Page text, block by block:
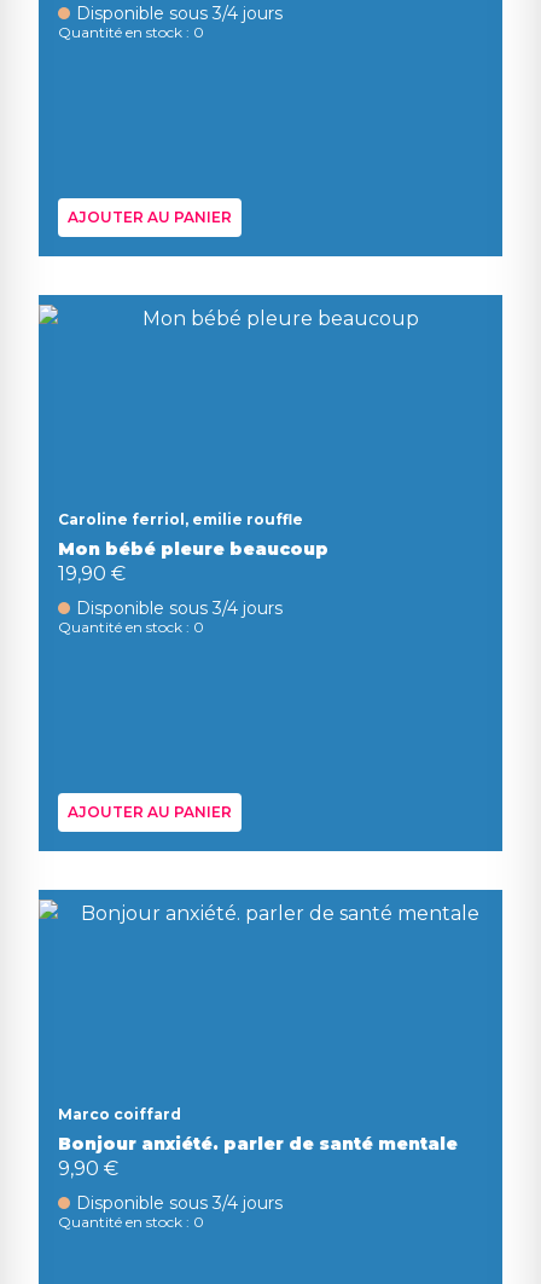
Disponible sous 3/4 jours
Quantité en stock : 0
AJOUTER AU PANIER
Caroline ferriol, emilie rouffle
Mon bébé pleure beaucoup
19,90 €
Disponible sous 3/4 jours
Quantité en stock : 0
AJOUTER AU PANIER
Marco coiffard
Bonjour anxiété. parler de santé mentale
9,90 €
Disponible sous 3/4 jours
Quantité en stock : 0